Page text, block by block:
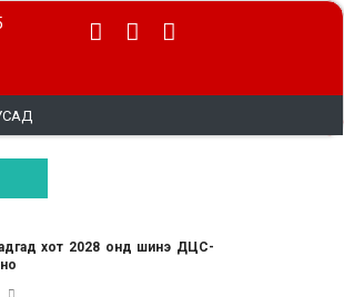
хот 2028 онд шинэ ДЦС-